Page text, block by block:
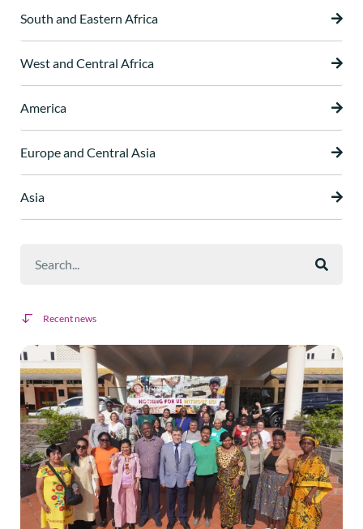
South and Eastern Africa
West and Central Africa
America
Europe and Central Asia
Asia
Recent news